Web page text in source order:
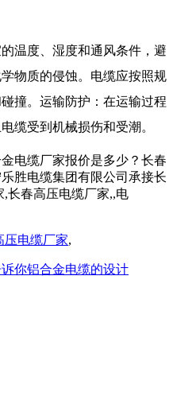
温度、湿度和通风条件，避
物质的侵蚀。电缆应按照规
撞。运输防护：在运输过程
缆受到机械损伤和受潮。
电缆厂家报价是多少？长春
胜电缆集团有限公司承接长
长春高压电缆厂家,,电
压电缆厂家,
你铝合金电缆的设计